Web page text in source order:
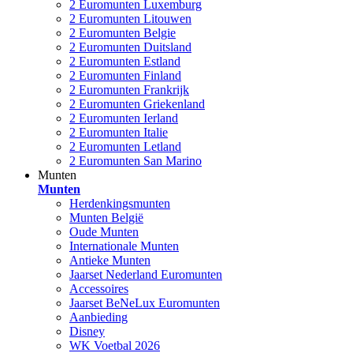
2 Euromunten Luxemburg
2 Euromunten Litouwen
2 Euromunten Belgie
2 Euromunten Duitsland
2 Euromunten Estland
2 Euromunten Finland
2 Euromunten Frankrijk
2 Euromunten Griekenland
2 Euromunten Ierland
2 Euromunten Italie
2 Euromunten Letland
2 Euromunten San Marino
Munten
Munten
Herdenkingsmunten
Munten België
Oude Munten
Internationale Munten
Antieke Munten
Jaarset Nederland Euromunten
Accessoires
Jaarset BeNeLux Euromunten
Aanbieding
Disney
WK Voetbal 2026